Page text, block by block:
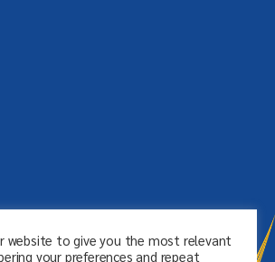
website to give you the most relevant
your preferences and repeat